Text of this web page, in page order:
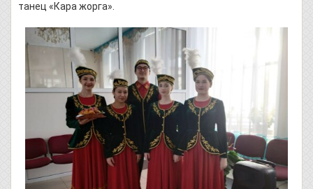
танец «Кара жорга».